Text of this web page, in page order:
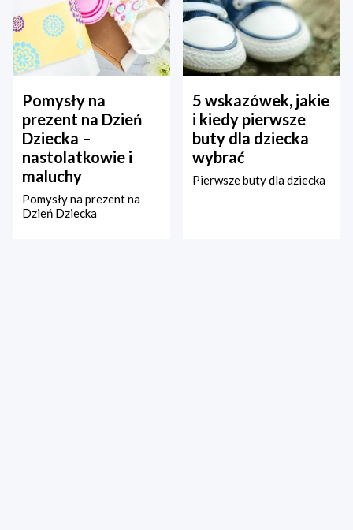
Pomysły na
prezent na Dzień
Dziecka –
nastolatkowie i
maluchy
Pomysły na prezent na
Dzień Dziecka
5 wskazówek, jakie
i kiedy pierwsze
buty dla dziecka
wybrać
Pierwsze buty dla dziecka